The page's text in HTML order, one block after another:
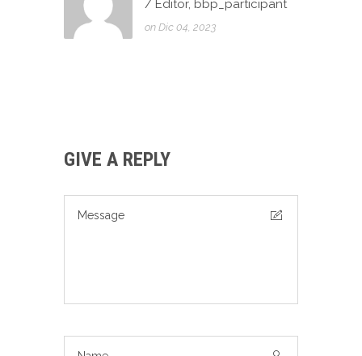
/ Editor, bbp_participant
on Dic 04, 2023
GIVE A REPLY